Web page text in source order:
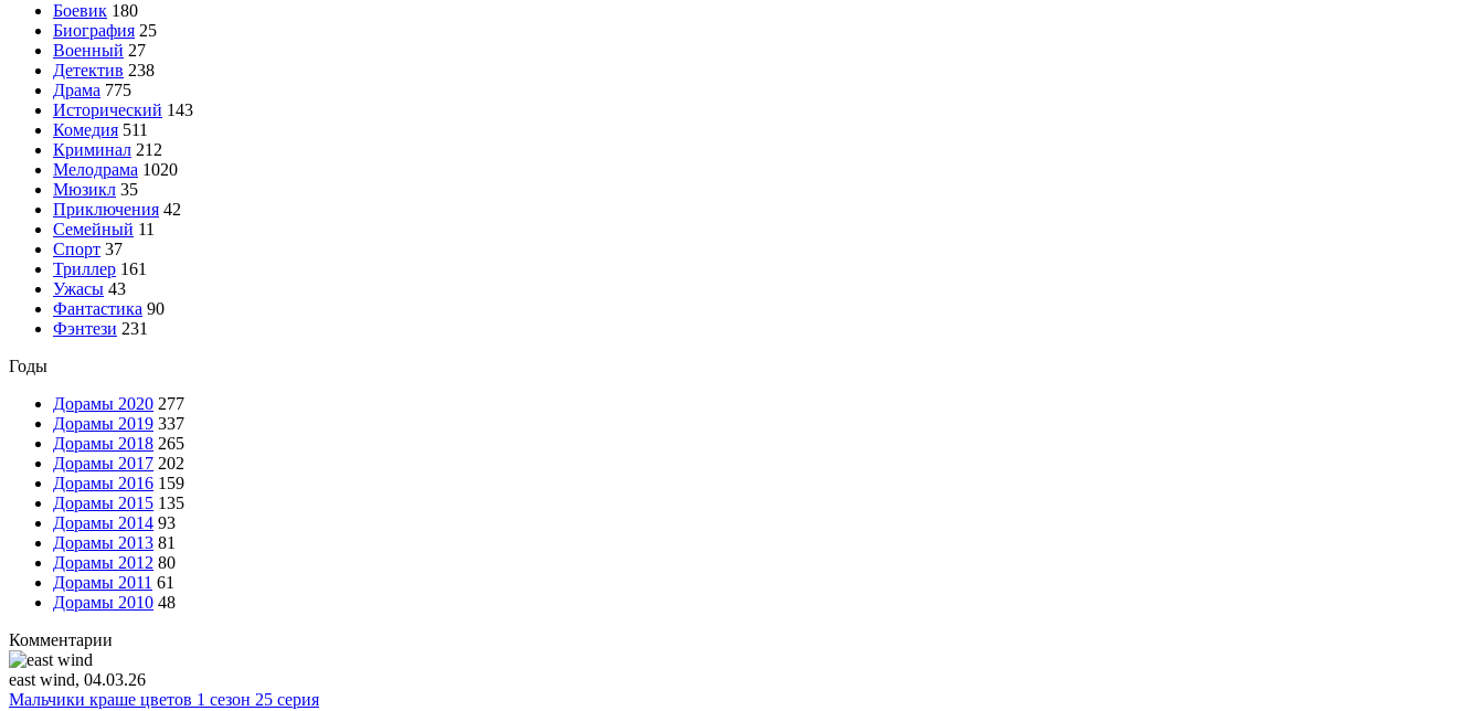
Боевик 180
Биография 25
Военный 27
Детектив 238
Драма 775
Исторический 143
Комедия 511
Криминал 212
Мелодрама 1020
Мюзикл 35
Приключения 42
Семейный 11
Спорт 37
Триллер 161
Ужасы 43
Фантастика 90
Фэнтези 231
Годы
Дорамы 2020 277
Дорамы 2019 337
Дорамы 2018 265
Дорамы 2017 202
Дорамы 2016 159
Дорамы 2015 135
Дорамы 2014 93
Дорамы 2013 81
Дорамы 2012 80
Дорамы 2011 61
Дорамы 2010 48
Комментарии
east wind, 04.03.26
Мальчики краше цветов 1 сезон 25 серия